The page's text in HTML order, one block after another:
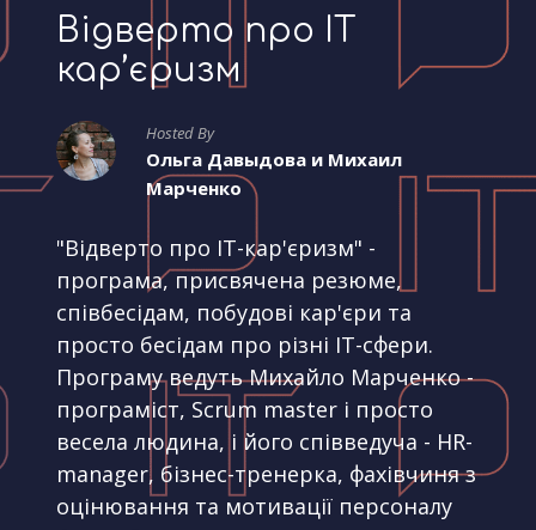
Відверто про IT
кар’єризм
Hosted By
Ольга Давыдова и Михаил
Марченко
"Відверто про IT-кар'єризм" -
програма, присвячена резюме,
співбесідам, побудові кар'єри та
просто бесідам про різні IT-сфери.
Програму ведуть Михайло Марченко -
програміст, Scrum master і просто
весела людина, і його співведуча - HR-
manager, бізнес-тренерка, фахівчиня з
оцінювання та мотивації персоналу